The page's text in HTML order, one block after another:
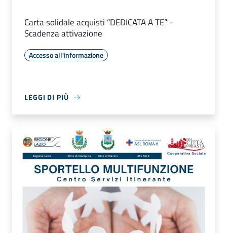
Carta solidale acquisti “DEDICATA A TE” -
Scadenza attivazione
Accesso all'informazione
LEGGI DI PIÙ